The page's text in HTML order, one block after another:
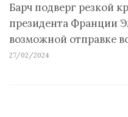
Барч подверг резкой
президента Франции
возможной отправке
27/02/2024